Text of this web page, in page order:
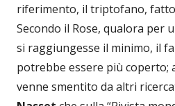
riferimento, il triptofano, fatto
Secondo il Rose, qualora per
si raggiungesse il minimo, il
potrebbe essere più coperto;
venne smentito da altri